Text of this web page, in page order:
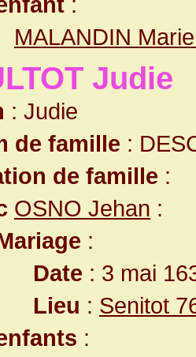
MALANDIN
Judie
: Judie
de famille :
de famille :
OSNO Jehan :
:
Date : 3 mai
Lieu : Senitot
: